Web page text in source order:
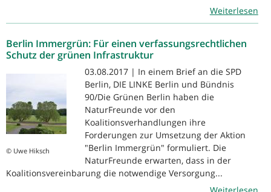
Weiterlesen
Berlin Immergrün: Für einen verfassungsrechtlichen
Schutz der grünen Infrastruktur
© Uwe Hiksch
03.08.2017 | In einem Brief an die SPD
Berlin, DIE LINKE Berlin und Bündnis
90/Die Grünen Berlin haben die
NaturFreunde vor den
Koalitionsverhandlungen ihre
Forderungen zur Umsetzung der Aktion
"Berlin Immergrün" formuliert. Die
NaturFreunde erwarten, dass in der
Koalitionsvereinbarung die notwendige Versorgung...
Weiterlesen